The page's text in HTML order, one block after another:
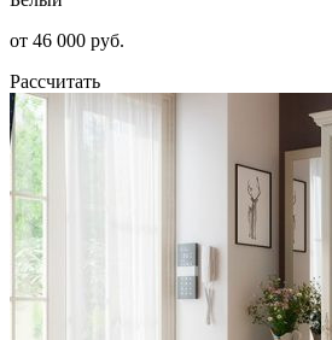
от 46 000 руб.
Рассчитать